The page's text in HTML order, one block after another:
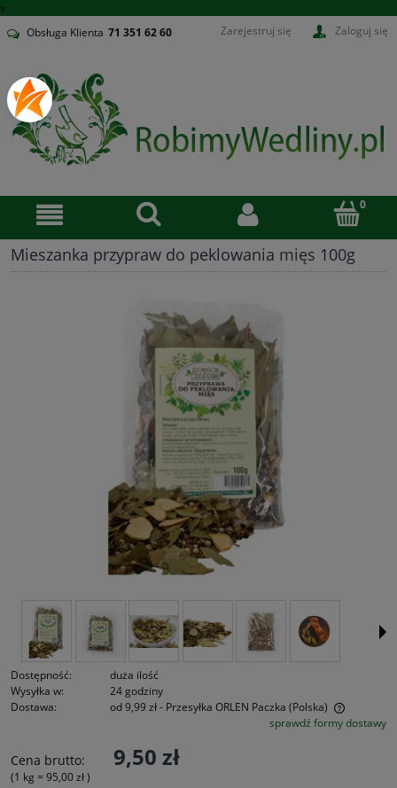
v
Obsługa Klienta 71 351 62 60 Zarejestruj się Zaloguj się
Mieszanka przypraw do peklowania mięs 100g
Dostępność:
duża ilość
Wysyłka w:
24 godziny
Dostawa:
od 9,99 zł- Przesyłka ORLEN Paczka (Polska)
Cena nie zawiera ewentualnych kosztów płatnościsprawdź formy dostawy
Cena brutto: 9,50 zł
(1 kg = 95,00 zł)